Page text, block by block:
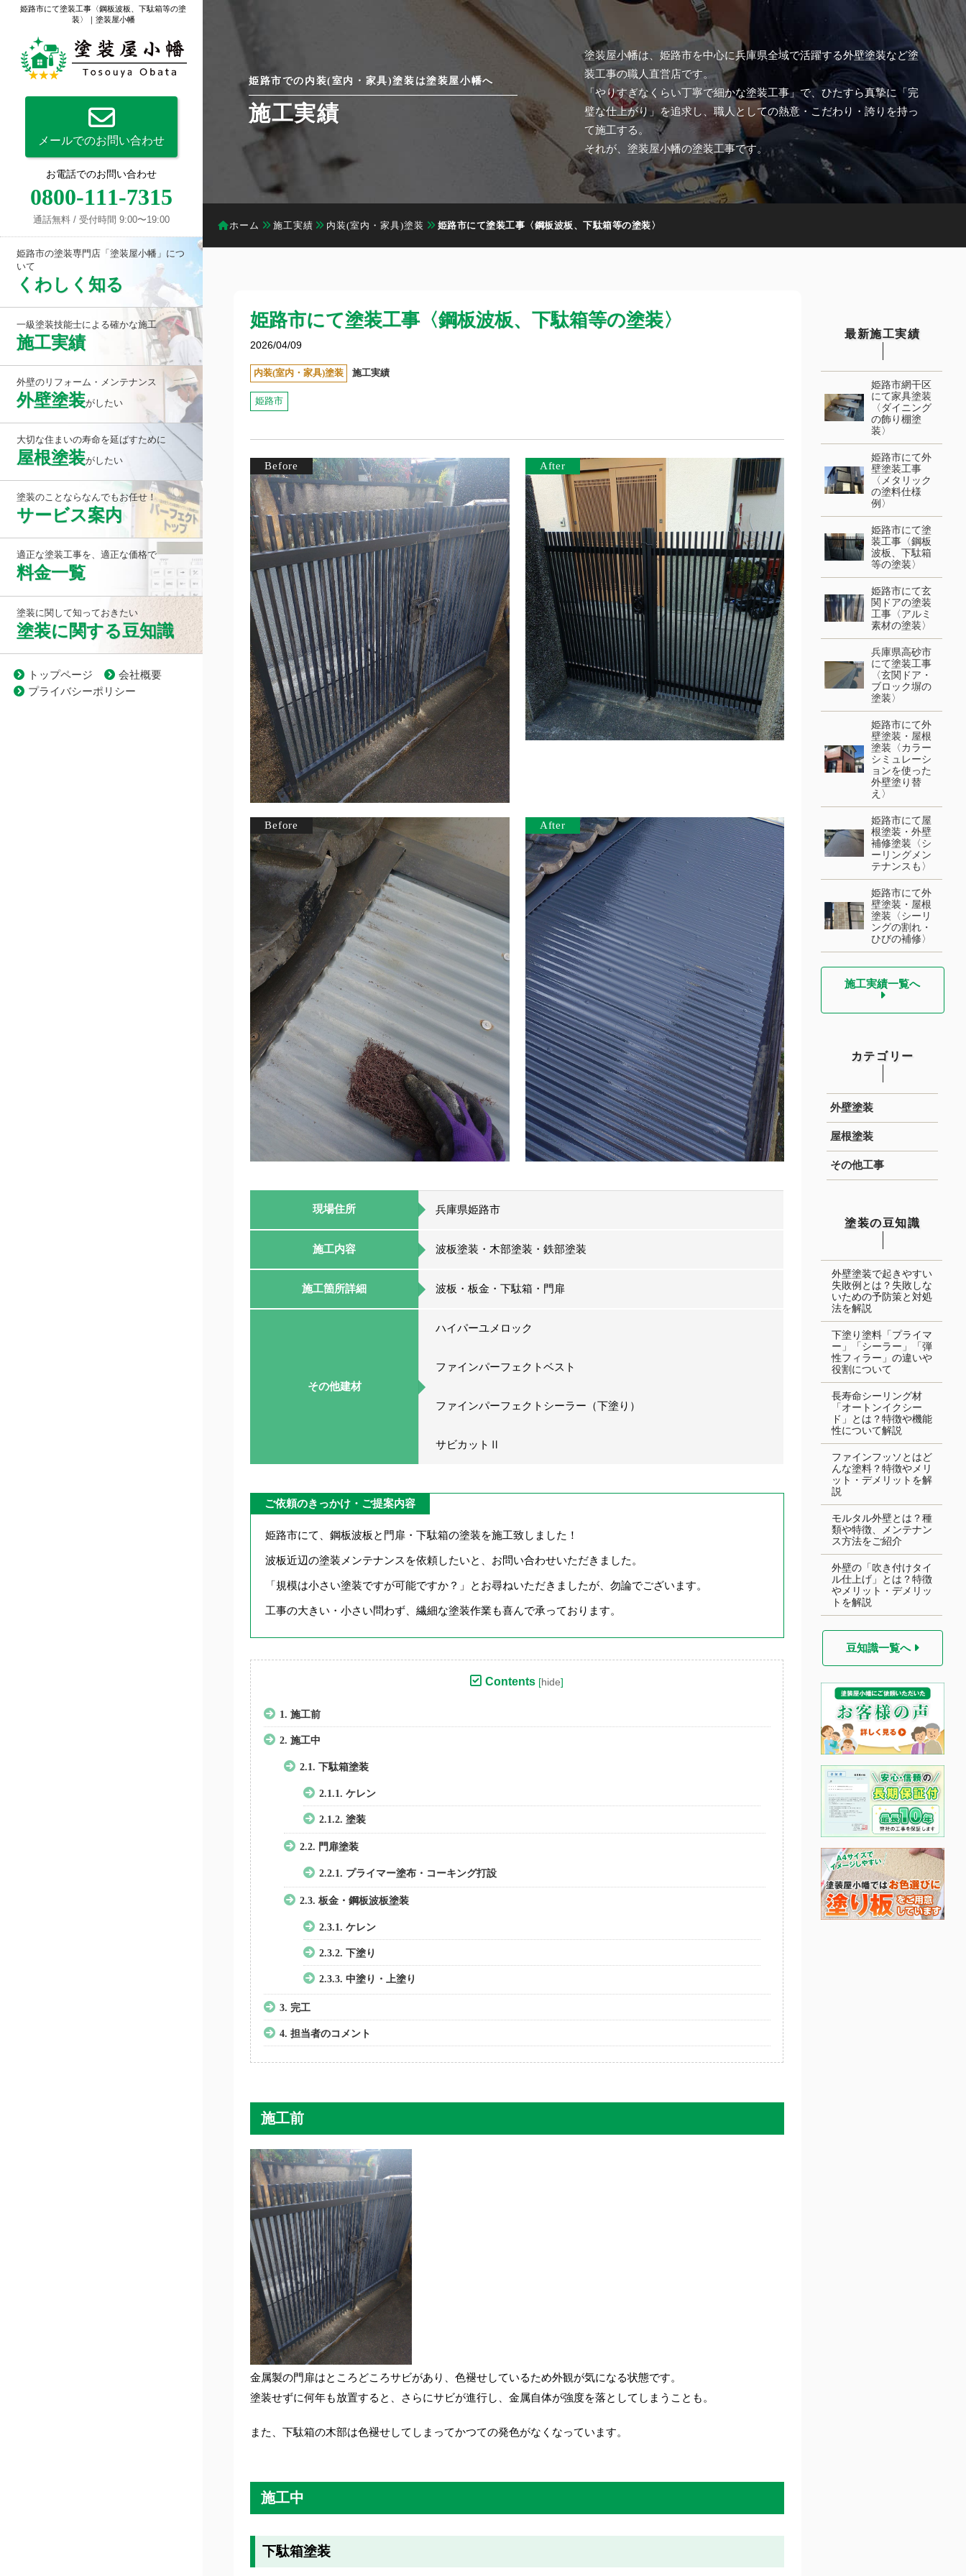
姫路市にて塗装工事〈鋼板波板、下駄箱等の塗
装〉｜塗装屋小幡
メールでのお問い合わせ
お電話でのお問い合わせ
0800-111-7315
通話無料 / 受付時間 9:00〜19:00
姫路市の塗装専門店「塗装屋小幡」につ
いて
くわしく知る
一級塗装技能士による確かな施工
施工実績
外壁のリフォーム・メンテナンス
外壁塗装がしたい
大切な住まいの寿命を延ばすために
屋根塗装がしたい
塗装のことならなんでもお任せ！
サービス案内
適正な塗装工事を、適正な価格で
料金一覧
塗装に関して知っておきたい
塗装に関する豆知識
トップページ
会社概要
プライバシーポリシー
姫路市での内装(室内・家具)塗装は塗装屋小幡へ
施工実績
塗装屋小幡は、姫路市を中心に兵庫県全域で活躍する外壁塗装など塗
装工事の職人直営店です。
「やりすぎなくらい丁寧で細かな塗装工事」で、ひたすら真摯に「完
璧な仕上がり」を追求し、職人としての熱意・こだわり・誇りを持っ
て施工する。
それが、塗装屋小幡の塗装工事です。
ホーム 施工実績 内装(室内・家具)塗装 姫路市にて塗装工事〈鋼板波板、下駄箱等の塗装〉
姫路市にて塗装工事〈鋼板波板、下駄箱等の塗装〉
2026/04/09
内装(室内・家具)塗装 施工実績
姫路市
現場住所 兵庫県姫路市
施工内容 波板塗装・木部塗装・鉄部塗装
施工箇所詳細 波板・板金・下駄箱・門扉
その他建材
ハイパーユメロック
ファインパーフェクトベスト
ファインパーフェクトシーラー（下塗り）
サビカットⅡ
ご依頼のきっかけ・ご提案内容
姫路市にて、鋼板波板と門扉・下駄箱の塗装を施工致しました！
波板近辺の塗装メンテナンスを依頼したいと、お問い合わせいただきました。
「規模は小さい塗装ですが可能ですか？」とお尋ねいただきましたが、勿論でございます。
工事の大きい・小さい問わず、繊細な塗装作業も喜んで承っております。
Contents [hide]
1. 施工前
2. 施工中
2.1. 下駄箱塗装
2.1.1. ケレン
2.1.2. 塗装
2.2. 門扉塗装
2.2.1. プライマー塗布・コーキング打設
2.3. 板金・鋼板波板塗装
2.3.1. ケレン
2.3.2. 下塗り
2.3.3. 中塗り・上塗り
3. 完工
4. 担当者のコメント
施工前
金属製の門扉はところどころサビがあり、色褪せしているため外観が気になる状態です。
塗装せずに何年も放置すると、さらにサビが進行し、金属自体が強度を落としてしまうことも。
また、下駄箱の木部は色褪せしてしまってかつての発色がなくなっています。
施工中
下駄箱塗装
最新施工実績
姫路市網干区
にて家具塗装
〈ダイニング
の飾り棚塗
装〉
姫路市にて外
壁塗装工事
〈メタリック
の塗料仕様
例〉
姫路市にて塗
装工事〈鋼板
波板、下駄箱
等の塗装〉
姫路市にて玄
関ドアの塗装
工事〈アルミ
素材の塗装〉
兵庫県高砂市
にて塗装工事
〈玄関ドア・
ブロック塀の
塗装〉
姫路市にて外
壁塗装・屋根
塗装〈カラー
シミュレーシ
ョンを使った
外壁塗り替
え〉
姫路市にて屋
根塗装・外壁
補修塗装〈シ
ーリングメン
テナンスも〉
姫路市にて外
壁塗装・屋根
塗装〈シーリ
ングの割れ・
ひびの補修〉
施工実績一覧へ
カテゴリー
外壁塗装
屋根塗装
その他工事
塗装の豆知識
外壁塗装で起きやすい
失敗例とは？失敗しな
いための予防策と対処
法を解説
下塗り塗料「プライマ
ー」「シーラー」「弾
性フィラー」の違いや
役割について
長寿命シーリング材
「オートンイクシー
ド」とは？特徴や機能
性について解説
ファインフッソとはど
んな塗料？特徴やメリ
ット・デメリットを解
説
モルタル外壁とは？種
類や特徴、メンテナン
ス方法をご紹介
外壁の「吹き付けタイ
ル仕上げ」とは？特徴
やメリット・デメリッ
トを解説
豆知識一覧へ